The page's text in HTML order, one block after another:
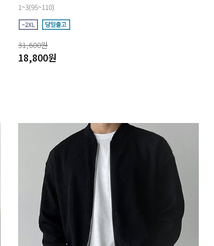
1~3(95~110)
31,600원
18,800원